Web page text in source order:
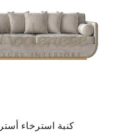
كنبة استرخاء أسترا